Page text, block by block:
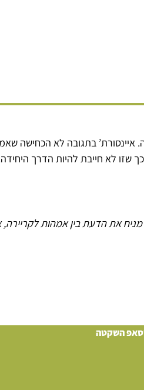
איינסורת’ בתגובה לא הכחישה
שזו לא חייבת להיות הדרך
את הדעת בין אמהות
השקטה